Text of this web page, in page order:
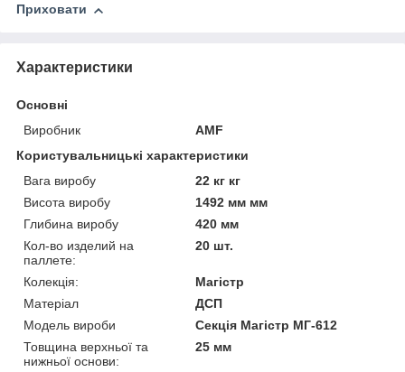
Приховати
Характеристики
Основні
Виробник
AMF
Користувальницькі характеристики
Вага виробу
22 кг кг
Висота виробу
1492 мм мм
Глибина виробу
420 мм
Кол-во изделий на
паллете:
20 шт.
Колекція:
Магістр
Матеріал
ДСП
Модель вироби
Секція Магістр МГ-612
Товщина верхньої та
нижньої основи:
25 мм